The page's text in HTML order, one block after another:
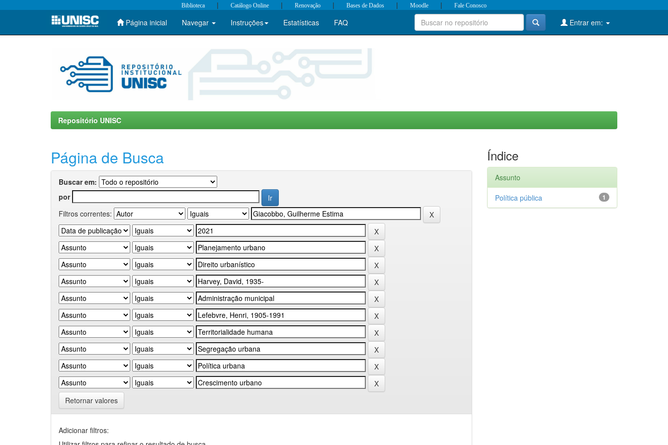
Skip
Biblioteca | Catálogo Online | Renovação | Bases de Dados | Moodle | Fale Conosco
Página inicial Navegar Instruções Estatísticas FAQ Entrar em:
Repositório UNISC
Página de Busca
Buscar em:
por
Filtros correntes:
Retornar valores
Adicionar filtros:
Índice
Assunto
1
Política pública